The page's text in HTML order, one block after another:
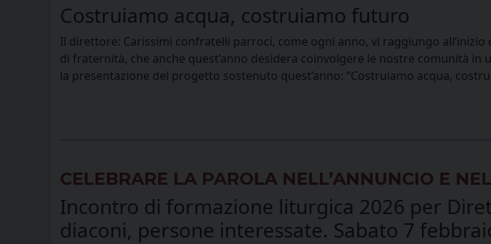
Costruiamo acqua, costruiamo futuro
Il direttore: Carissimi confratelli parroci, come ogni anno, vi raggiungo
di fraternità, che anche quest’anno desidera coinvolgere le nostre comunità
la presentazione del progetto sostenuto quest’anno: “Costruiamo acqua,
CELEBRARE LA PAROLA NELL’ANNUNCIO E
Incontro di formazione liturgica 2026 per
diaconi, persone interessate. Sabato 7